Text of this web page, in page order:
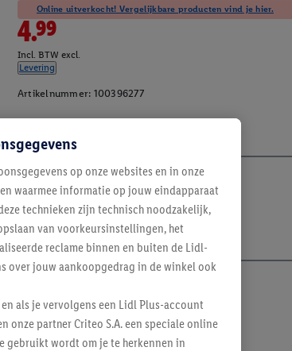
Online uitverkocht! Vergelijkbare producten vind je hier.
4.99
Incl. BTW excl.
Levering
Artikelnummer: 100396277
op onze websites en in onze
waarmee informatie op jouw eindapparaat
technieken zijn technisch noodzakelijk,
van voorkeursinstellingen, het
reclame binnen en buiten de Lidl-
over jouw aankoopgedrag in de winkel ook
als je vervolgens een Lidl Plus-account
partner Criteo S.A. een speciale online
gebruikt wordt om je te herkennen in